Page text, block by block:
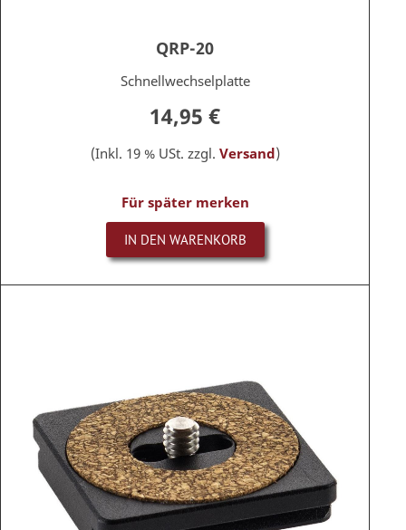
QRP-20
Schnellwechselplatte
14,95 €
(Inkl. 19 % USt. zzgl. Versand)
Für später merken
IN DEN WARENKORB